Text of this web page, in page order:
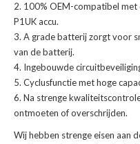
100% OEM-compatibel met
P1UK accu.
A grade batterij zorgt voor
van de batterij.
Ingebouwde
Cyclusfunctie met hoge
Na strenge
ontmoeten of overschrijden.
Wij hebben strenge eisen aan